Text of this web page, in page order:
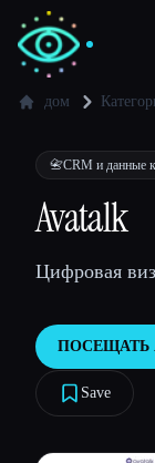
✍️Писатели
💻
дом
📇CRM и данные
Avatalk
Цифровая
ПОСЕЩАТЬ
Save